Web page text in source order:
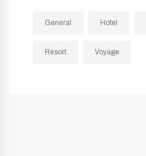
General Hotel
Resort Voyage